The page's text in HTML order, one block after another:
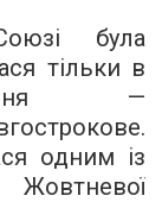
була
тільки в
—
одним із